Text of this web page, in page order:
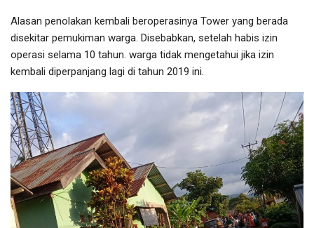
Alasan penolakan kembali beroperasinya Tower yang berada
disekitar pemukiman warga. Disebabkan, setelah habis izin
operasi selama 10 tahun. warga tidak mengetahui jika izin
kembali diperpanjang lagi di tahun 2019 ini.